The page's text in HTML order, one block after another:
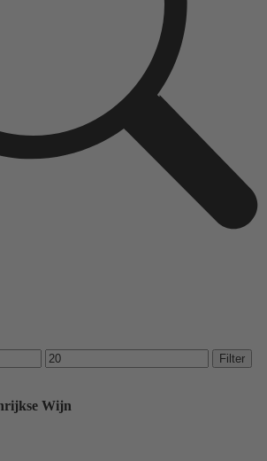
Max.
prijs
Filter
Wijn